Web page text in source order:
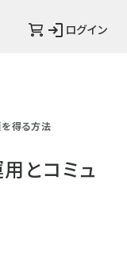
ログイン
得る方法
とコミュ